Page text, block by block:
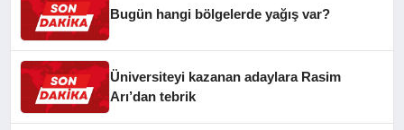
Bugün hangi bölgelerde yağış var?
Üniversiteyi kazanan adaylara Rasim
Arı’dan tebrik